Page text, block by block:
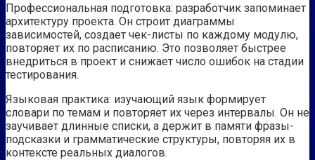
Профессиональная подготовка: разработчик запоминает
архитектуру проекта. Он строит диаграммы
зависимостей, создает чек-листы по каждому модулю,
повторяет их по расписанию. Это позволяет быстрее
внедриться в проект и снижает число ошибок на стадии
тестирования.
Языковая практика: изучающий язык формирует
словари по темам и повторяет их через интервалы. Он не
заучивает длинные списки, а держит в памяти фразы-
подсказки и грамматические структуры, повторяя их в
контексте реальных диалогов.